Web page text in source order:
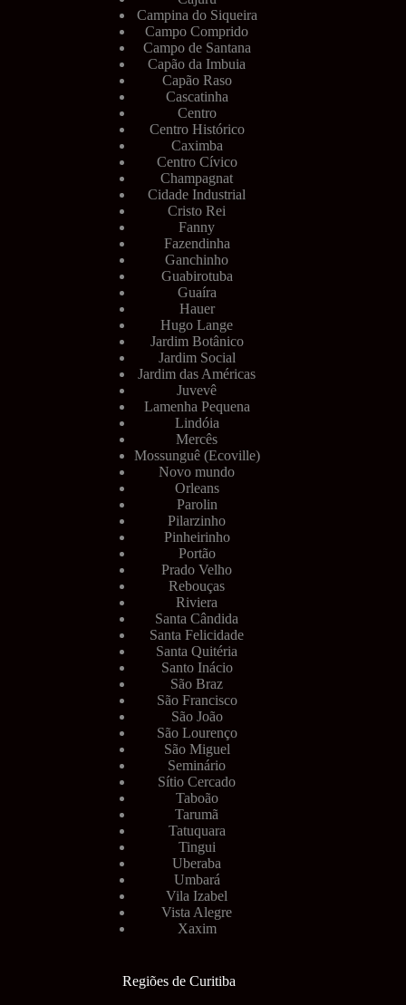
Campina do Siqueira
Campo Comprido
Campo de Santana
Capão da Imbuia
Capão Raso
Cascatinha
Centro
Centro Histórico
Caximba
Centro Cívico
Champagnat
Cidade Industrial
Cristo Rei
Fanny
Fazendinha
Ganchinho
Guabirotuba
Guaíra
Hauer
Hugo Lange
Jardim Botânico
Jardim Social
Jardim das Américas
Juvevê
Lamenha Pequena
Lindóia
Mercês
Mossunguê (Ecoville)
Novo mundo
Orleans
Parolin
Pilarzinho
Pinheirinho
Portão
Prado Velho
Rebouças
Riviera
Santa Cândida
Santa Felicidade
Santa Quitéria
Santo Inácio
São Braz
São Francisco
São João
São Lourenço
São Miguel
Seminário
Sítio Cercado
Taboão
Tarumã
Tatuquara
Tingui
Uberaba
Umbará
Vila Izabel
Vista Alegre
Xaxim
Regiões de Curitiba